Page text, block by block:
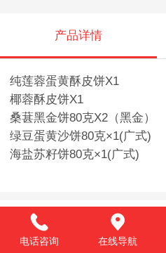
产品详情
纯莲蓉蛋黄酥皮饼X1
椰蓉酥皮饼X1
桑葚黑金饼80克X2（黑金）
绿豆蛋黄沙饼80克×1(广式)
海盐苏籽饼80克×1(广式)
推荐产品
电话咨询 在线导航